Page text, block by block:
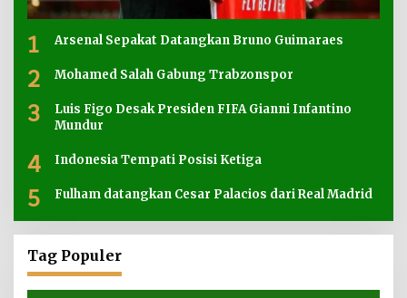
1 Arsenal Sepakat Datangkan Bruno Guimaraes
2 Mohamed Salah Gabung Trabzonspor
3
Luis Figo Desak Presiden FIFA Gianni Infantino
Mundur
4 Indonesia Tempati Posisi Ketiga
5 Fulham datangkan Cesar Palacios dari Real Madrid
Tag Populer